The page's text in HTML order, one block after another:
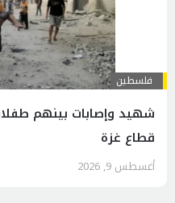
فلسطين
شهيد وإصابات بينهم
قطاع غزة
أغسطس 9, 2026